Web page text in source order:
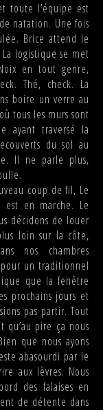
toute l’équipe est
natation. Une fois
Brice attend le
logistique se met
en tout genre,
Thé, check. La
boire un verre au
tous les murs sont
ayant traversé la
du sol au
Il ne parle plus,
coup de fil, Le
est en marche. Le
décidons de louer
loin sur la côte,
nos chambres
pour un traditionnel
que la fenêtre
prochains jours et
pas partir. Tout
qu’au pire ça nous
que nous ayons
abasourdi par le
aux lèvres. Nous
des falaises en
de détente dans